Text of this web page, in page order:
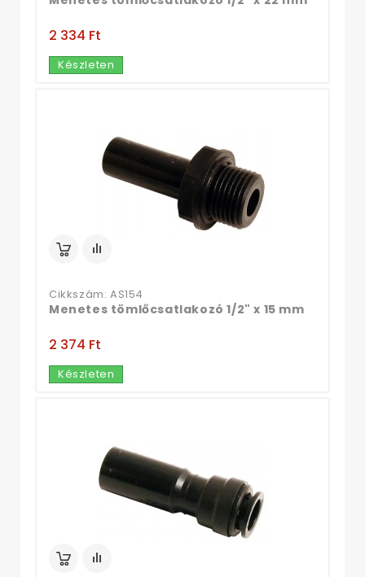
2 334 Ft‎
Készleten
Cikkszám: AS154
Menetes tömlőcsatlakozó 1/2" x 15 mm
2 374 Ft‎
Készleten